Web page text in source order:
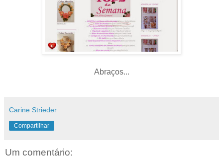
Abraços...
Carine Strieder
Compartilhar
Um comentário: